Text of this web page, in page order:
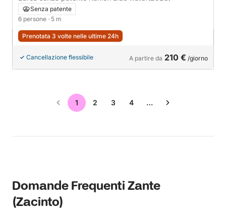
Senza patente
6 persone · 5 m
Prenotata 3 volte nelle ultime 24h
Cancellazione flessibile A partire da 210 € /giorno
1 2 3 4 …
Domande Frequenti Zante
(Zacinto)